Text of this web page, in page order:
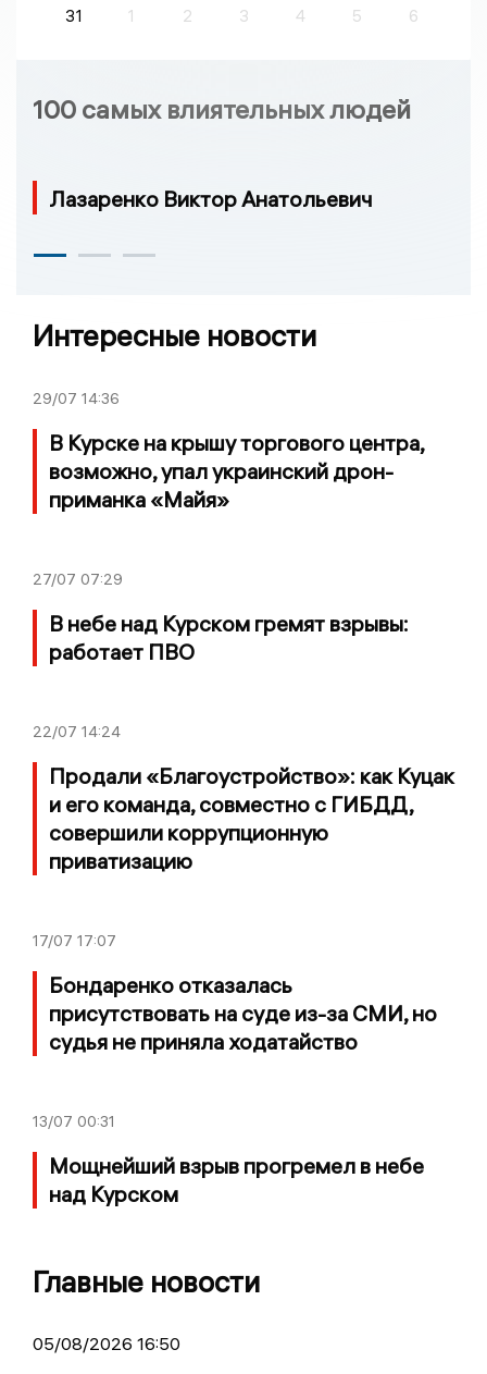
31
1 2 3 4 5 6
100 самых влиятельных людей
Лазаренко Виктор Анатольевич
Интересные новости
29/07 14:36
В Курске на крышу торгового центра,
возможно, упал украинский дрон-
приманка «Майя»
27/07 07:29
В небе над Курском гремят взрывы:
работает ПВО
22/07 14:24
Продали «Благоустройство»: как Куцак
и его команда, совместно с ГИБДД,
совершили коррупционную
приватизацию
17/07 17:07
Бондаренко отказалась
присутствовать на суде из-за СМИ, но
судья не приняла ходатайство
13/07 00:31
Мощнейший взрыв прогремел в небе
над Курском
Главные новости
05/08/2026 16:50